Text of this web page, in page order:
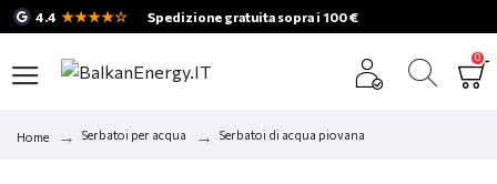
4.4 ★★★★☆ Spedizione gratuita sopra i 100 €
0
Home Serbatoi per acqua Serbatoi di acqua piovana